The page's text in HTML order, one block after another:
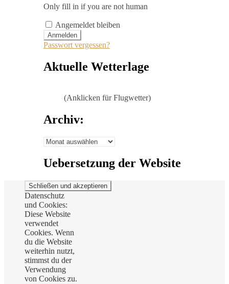
Only fill in if you are not human
Angemeldet bleiben
Passwort vergessen?
Aktuelle Wetterlage
(Anklicken für Flugwetter)
Archiv:
Archiv:
Uebersetzung der Website
Datenschutz
und Cookies:
Diese Website
verwendet
Cookies. Wenn
du die Website
weiterhin nutzt,
stimmst du der
Verwendung
von Cookies zu.